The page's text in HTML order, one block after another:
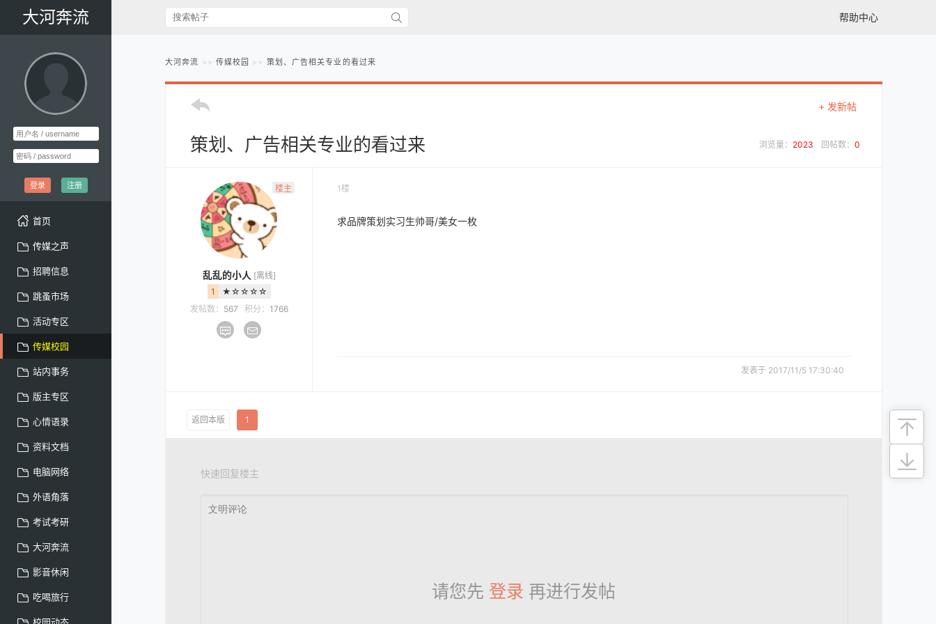
大河奔流
登录 注册
首页
传媒之声
招聘信息
跳蚤市场
活动专区
传媒校园
站内事务
版主专区
心情语录
资料文档
电脑网络
外语角落
考试考研
大河奔流
影音休闲
吃喝旅行
帮助中心
大河奔流 传媒校园 策划、广告相关专业的看过来
+ 发新帖
策划、广告相关专业的看过来 浏览量： 2023 回帖数： 0
楼主
乱乱的小人 [离线]
1
★☆☆☆☆
发帖数： 567 积分： 1766
1楼
求品牌策划实习生帅哥/美女一枚
发表于 2017/11/5 17:30:40
返回本版 1
请您先 登录 再进行发帖
快速回复楼主